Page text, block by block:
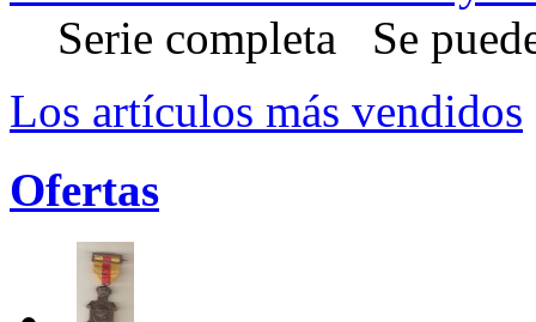
Serie completa Se
Los artículos más vendidos
Ofertas